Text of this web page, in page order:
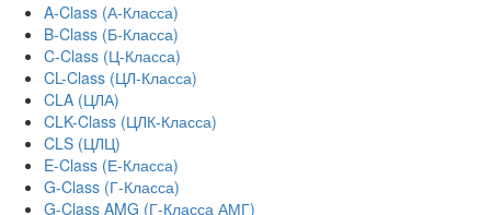
A-Class (А-Класса)
B-Class (Б-Класса)
C-Class (Ц-Класса)
CL-Class (ЦЛ-Класса)
CLA (ЦЛА)
CLK-Class (ЦЛК-Класса)
CLS (ЦЛЦ)
E-Class (Е-Класса)
G-Class (Г-Класса)
G-Class AMG (Г-Класса АМГ)